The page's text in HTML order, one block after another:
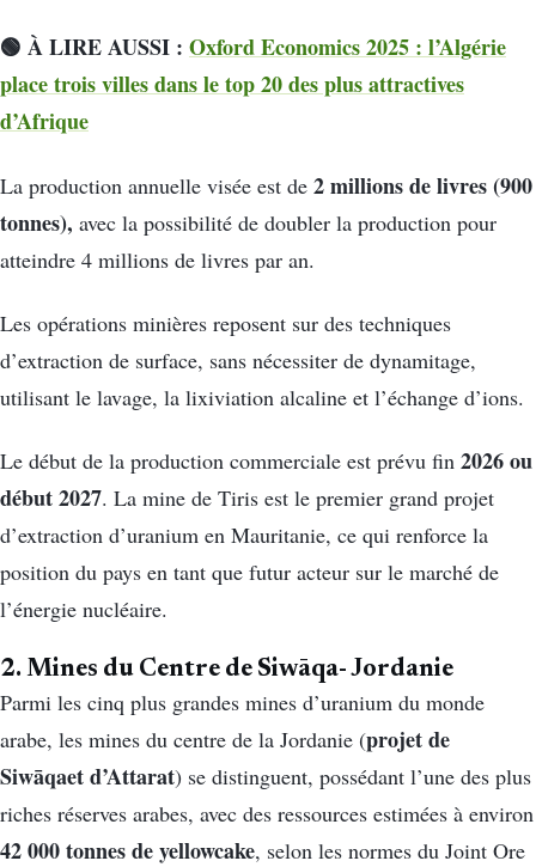
🟢 À LIRE AUSSI : Oxford Economics 2025 : l’Algérie
place trois villes dans le top 20 des plus attractives
d’Afrique
La production annuelle visée est de 2 millions de livres (900
tonnes), avec la possibilité de doubler la production pour
atteindre 4 millions de livres par an.
Les opérations minières reposent sur des techniques
d’extraction de surface, sans nécessiter de dynamitage,
utilisant le lavage, la lixiviation alcaline et l’échange d’ions.
Le début de la production commerciale est prévu fin 2026 ou
début 2027. La mine de Tiris est le premier grand projet
d’extraction d’uranium en Mauritanie, ce qui renforce la
position du pays en tant que futur acteur sur le marché de
l’énergie nucléaire.
2. Mines du Centre de Siwāqa- Jordanie
Parmi les cinq plus grandes mines d’uranium du monde
arabe, les mines du centre de la Jordanie (projet de
Siwāqaet d’Attarat) se distinguent, possédant l’une des plus
riches réserves arabes, avec des ressources estimées à environ
42 000 tonnes de yellowcake, selon les normes du Joint Ore